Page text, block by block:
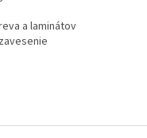
a laminátov